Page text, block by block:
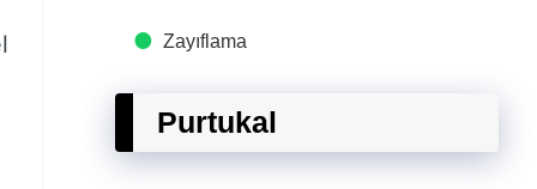
Zayıflama
Purtukal